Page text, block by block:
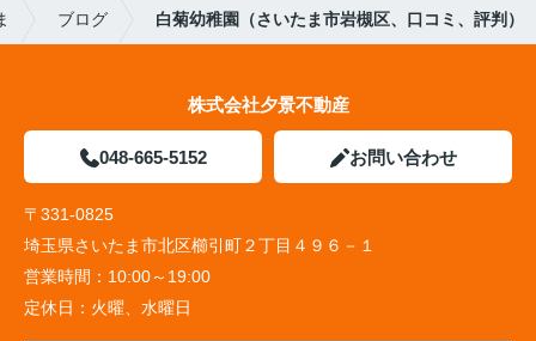
ブログ 白菊幼稚園（さいたま市岩槻区、口コミ、評判）
株式会社夕景不動産
048-665-5152 お問い合わせ
〒331-0825
埼玉県さいたま市北区櫛引町２丁目４９６－１
営業時間： 10:00～19:00
定休日： 火曜、水曜日